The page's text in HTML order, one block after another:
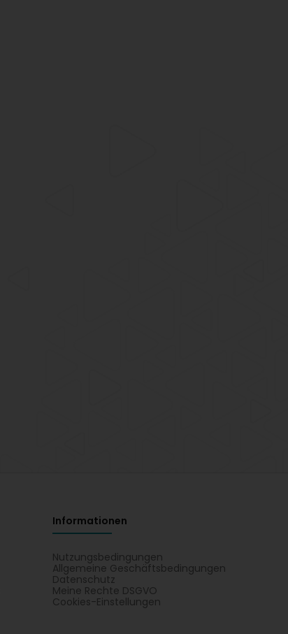
Informationen
Nutzungsbedingungen
Allgemeine Geschäftsbedingungen
Datenschutz
Meine Rechte DSGVO
Cookies-Einstellungen